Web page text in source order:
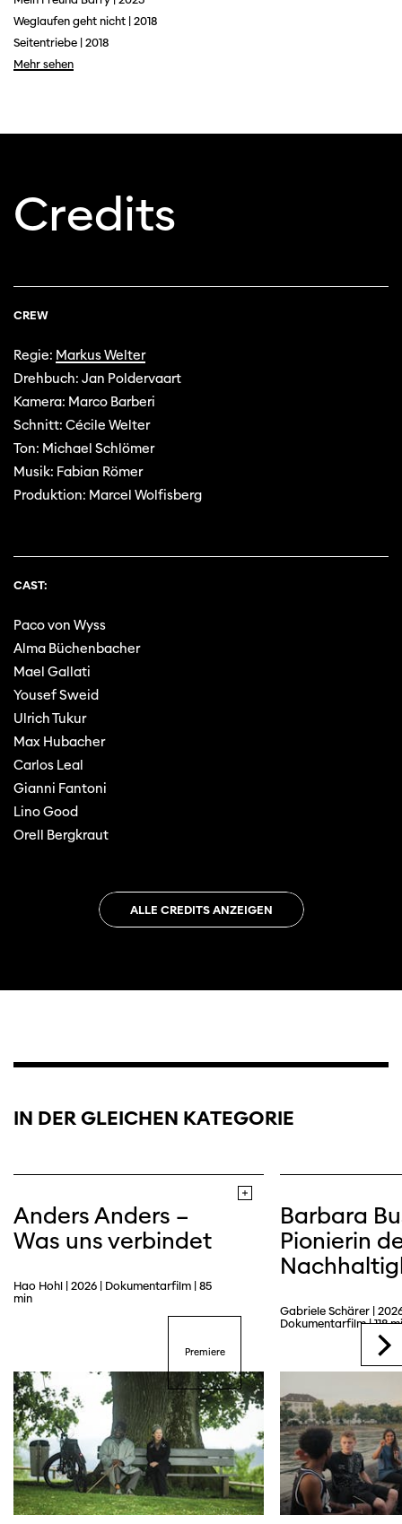
nicht optimal dargestellt. Bitte
Weglaufen geht nicht | 2018
Seitentriebe | 2018
Mehr sehen
Credits
CREW
Regie: Markus Welter
Drehbuch: Jan Poldervaart
Kamera: Marco Barberi
Schnitt: Cécile Welter
Ton: Michael Schlömer
Musik: Fabian Römer
Produktion: Marcel Wolfisberg
CAST:
Paco von Wyss
Alma Büchenbacher
Mael Gallati
Yousef Sweid
Ulrich Tukur
Max Hubacher
Carlos Leal
Gianni Fantoni
Lino Good
Orell Bergkraut
ALLE CREDITS ANZEIGEN
IN DER GLEICHEN KATEGORIE
Anders Anders –
Was uns verbindet
Hao Hohl | 2026 | Dokumentarfilm | 85
min
Premiere
Barbara
Pionierin
Gabriele Schärer |
Dokumentarfilm | 118